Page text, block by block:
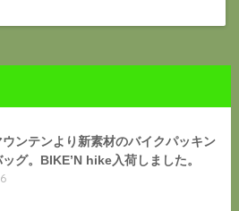
ウンテンより新素材のバイクパッキン
グ。BIKE’N hike入荷しました。